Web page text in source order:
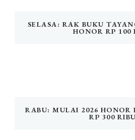
SELASA: RAK BUKU
HONOR RP 100
RABU: MULAI 2026 HONOR
RP 300 RIBU